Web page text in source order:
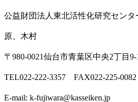
公益財団法人東北活性化研究セン
原、木村
〒980-0021仙台市青葉区中央2丁目
TEL022-222-3357 FAX022-225-0082
E-mail: k-fujiwara@kasseiken.jp